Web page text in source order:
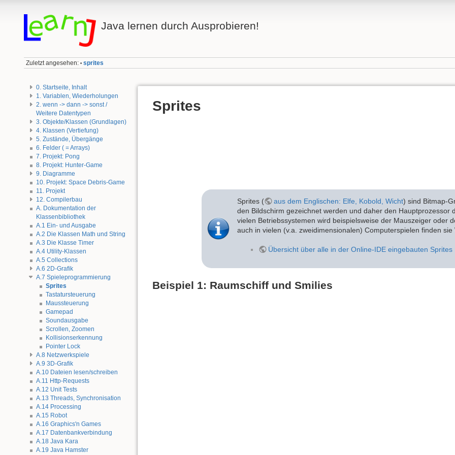
Java lernen durch Ausprobieren!
Zuletzt angesehen: • sprites
0. Startseite, Inhalt
1. Variablen, Wiederholungen
2. wenn -> dann -> sonst /
Weitere Datentypen
3. Objekte/Klassen (Grundlagen)
4. Klassen (Vertiefung)
5. Zustände, Übergänge
6. Felder ( = Arrays)
7. Projekt: Pong
8. Projekt: Hunter-Game
9. Diagramme
10. Projekt: Space Debris-Game
11. Projekt
12. Compilerbau
A. Dokumentation der
Klassenbibliothek
A.1 Ein- und Ausgabe
A.2 Die Klassen Math und String
A.3 Die Klasse Timer
A.4 Utility-Klassen
A.5 Collections
A.6 2D-Grafik
A.7 Spieleprogrammierung
Sprites
Tastatursteuerung
Maussteuerung
Gamepad
Soundausgabe
Scrollen, Zoomen
Kollisionserkennung
Pointer Lock
A.8 Netzwerkspiele
A.9 3D-Grafik
A.10 Dateien lesen/schreiben
A.11 Http-Requests
A.12 Unit Tests
A.13 Threads, Synchronisation
A.14 Processing
A.15 Robot
A.16 Graphics'n Games
A.17 Datenbankverbindung
A.18 Java Kara
A.19 Java Hamster
Sprites
Sprites ( aus dem Englischen: Elfe, Kobold, Wicht) sind Bitmap-
den Bildschirm gezeichnet werden und daher den Hauptprozessor
vielen Betriebssystemen wird beispielsweise der Mauszeiger oder
auch in vielen (v.a. zweidimensionalen) Computerspielen finden sie
Übersicht über alle in der Online-IDE eingebauten Sprites
Beispiel 1: Raumschiff und Smilies